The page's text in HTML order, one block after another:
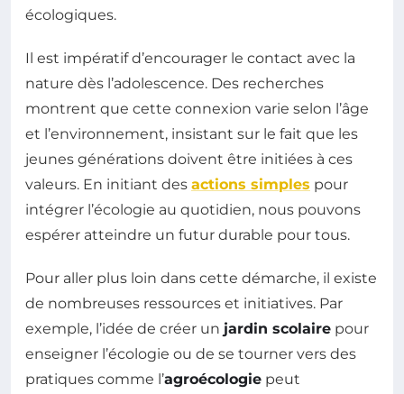
écologiques.
Il est impératif d’encourager le contact avec la
nature dès l’adolescence. Des recherches
montrent que cette connexion varie selon l’âge
et l’environnement, insistant sur le fait que les
jeunes générations doivent être initiées à ces
valeurs. En initiant des actions simples pour
intégrer l’écologie au quotidien, nous pouvons
espérer atteindre un futur durable pour tous.
Pour aller plus loin dans cette démarche, il existe
de nombreuses ressources et initiatives. Par
exemple, l’idée de créer un jardin scolaire pour
enseigner l’écologie ou de se tourner vers des
pratiques comme l’agroécologie peut